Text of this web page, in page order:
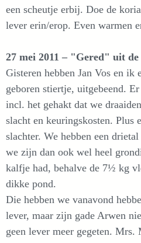
een scheutje erbij. Doe de
lever erin/erop. Even warmen
27 mei 2011 – "Gered" uit
Gisteren hebben Jan Vos en ik
geboren stiertje, uitgebeend.
incl. het gehakt dat we
slacht en keuringskosten. Plus
slachter. We hebben een
we zijn dan ook wel heel
kalfje had, behalve de 7½ kg
dikke pond.
Die hebben we vanavond
lever, maar zijn gade Arwen
geen lever meer gegeten.